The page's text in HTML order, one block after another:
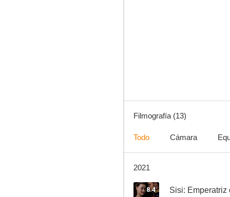
Un verano en Islandia
Filmografía (13)
Todo Cámara
2021
8.4 Sisi: Emperatriz